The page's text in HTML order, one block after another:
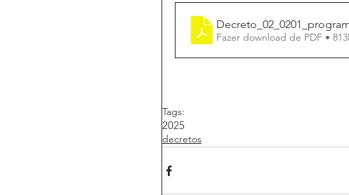
Fazer download de PDF •
Tags:
2025
decretos